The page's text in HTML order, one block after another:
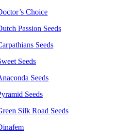
Choice
Passion Seeds
Seeds
Seeds
Seeds
Seeds
Silk Road Seeds